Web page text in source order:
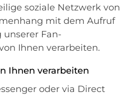
soziale Netzwerk von
mit dem Aufruf
Fan-
Ihnen verarbeiten.
Ihnen verarbeiten
oder via Direct